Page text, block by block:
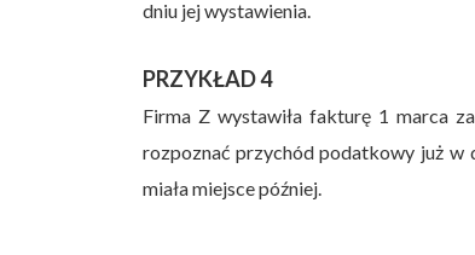
dniu jej wystawienia.
PRZYKŁAD 4
Firma Z wystawiła fakturę 1 marca
rozpoznać przychód podatkowy już w
miała miejsce później.